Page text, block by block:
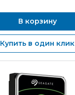
В корзину
Купить в один клик